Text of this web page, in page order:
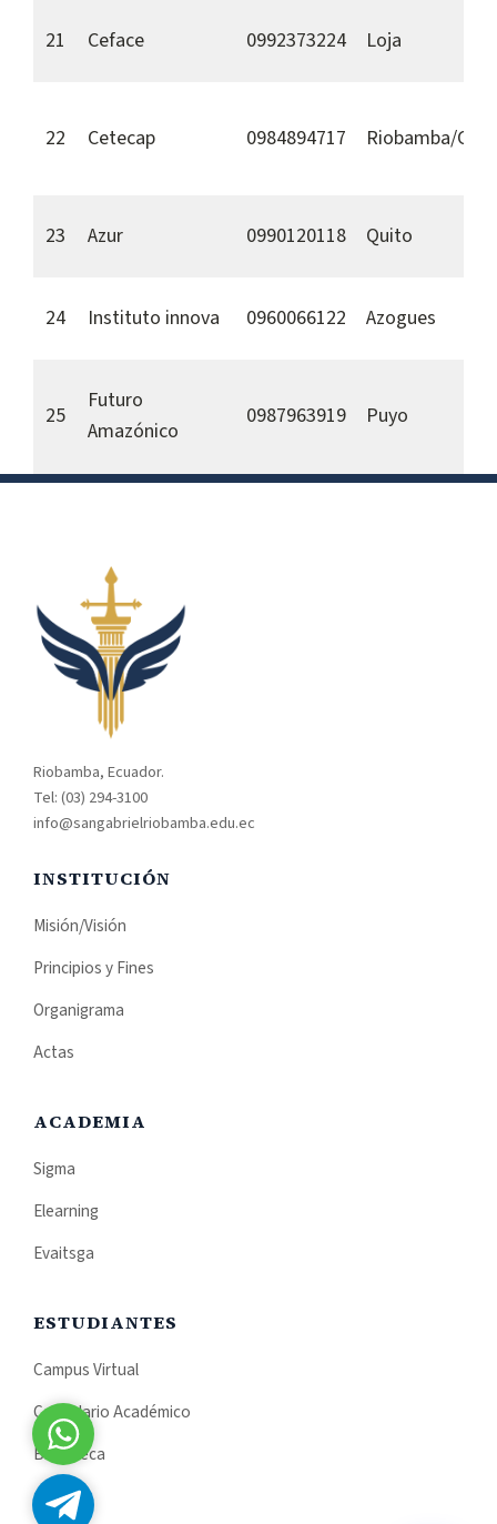
21 Ceface 0992373224 Loja
22 Cetecap 0984894717 Riobamba/
23 Azur 0990120118 Quito
24 Instituto innova 0960066122 Azogues
25
Futuro
Amazónico
0987963919 Puyo
Riobamba, Ecuador.
Tel: (03) 294-3100
info@sangabrielriobamba.edu.ec
INSTITUCIÓN
Misión/Visión
Principios y Fines
Organigrama
Actas
ACADEMIA
Sigma
Elearning
Evaitsga
ESTUDIANTES
Campus Virtual
Calendario Académico
Biblioteca
Admisiones
Admisiones